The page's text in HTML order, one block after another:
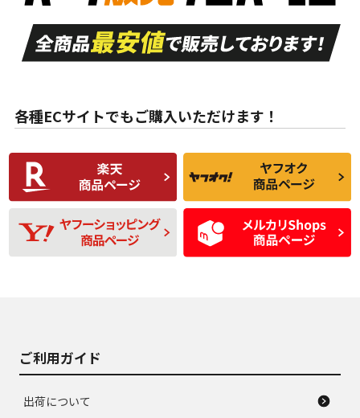
A
走行距離も少なく、
目立つ傷もほとんど
ない中古品
A
走行距離も少なく、
非常に状態の良い中
古品
な中古品
んどない中古品
C
比較的きれいな中古
品
C
られるが、使用に問
題のない中古品
D
使用感や目立つ傷が
あり、一般的な中古
品
D
残り溝も少なく、偏
磨耗がみられ、短期
間使用できるくらい
の中古品
各種ECサイトでもご購入いただけます！
ご利用ガイド
出荷について